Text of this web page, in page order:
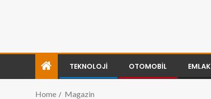
TEKNOLOJI OTOMOBIL EMLAK
Home Magazin